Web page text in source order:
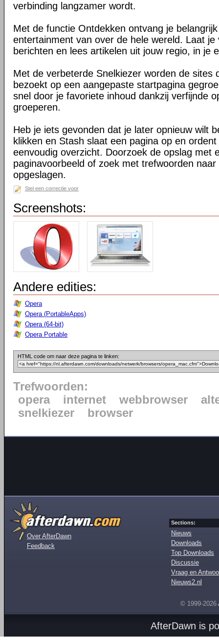
verbinding langzamer wordt.
Met de functie Ontdekken ontvang je
entertainment van over de hele wereld. Laat je
berichten en lees artikelen uit jouw regio, in je
Met de verbeterde Snelkiezer worden de sites
bezoekt op een aangepaste startpagina
snel door je favoriete inhoud dankzij verfijnde
groeperen.
Heb je iets gevonden dat je later opnieuw wilt
klikken en Stash slaat een pagina op en ordent
eenvoudig overzicht. Doorzoek de opslag met
paginavoorbeeld of zoek met trefwoorden
opgeslagen.
Stel een correctie voor
Screenshots:
Andere edities:
Opera
Opera (PortableApps)
Opera (64-bit)
Opera Portable
HTML code om naar deze pagina te linken:
Trefwoorden:
opera
internet webbrowser
snelkiezer
browser
Over AfterDawn
Feedback
Sections:
Nieuws
Downloads
Top Downloads
Discussie
Vraag en
Nieuws2.nl
© 1999-2026
AfterDawn is